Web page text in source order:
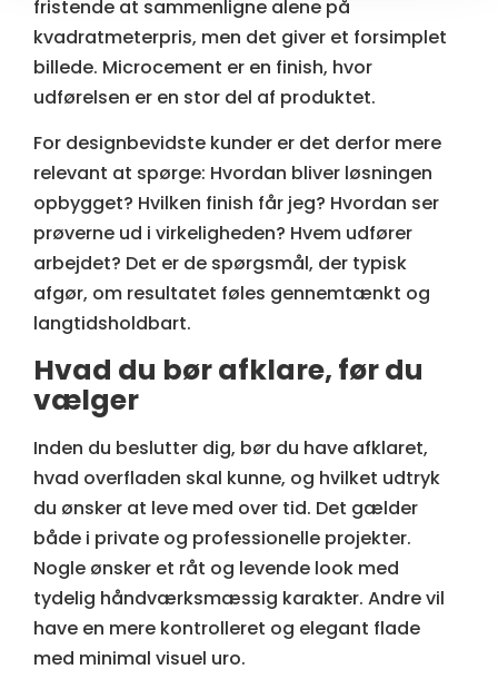
fristende at sammenligne alene på
kvadratmeterpris, men det giver et forsimplet
billede. Microcement er en finish, hvor
udførelsen er en stor del af produktet.
For designbevidste kunder er det derfor mere
relevant at spørge: Hvordan bliver løsningen
opbygget? Hvilken finish får jeg? Hvordan ser
prøverne ud i virkeligheden? Hvem udfører
arbejdet? Det er de spørgsmål, der typisk
afgør, om resultatet føles gennemtænkt og
langtidsholdbart.
Hvad du bør afklare, før du
vælger
Inden du beslutter dig, bør du have afklaret,
hvad overfladen skal kunne, og hvilket udtryk
du ønsker at leve med over tid. Det gælder
både i private og professionelle projekter.
Nogle ønsker et råt og levende look med
tydelig håndværksmæssig karakter. Andre vil
have en mere kontrolleret og elegant flade
med minimal visuel uro.